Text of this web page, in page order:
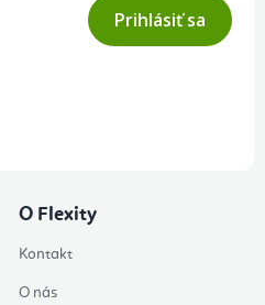
Prihlásiť sa
O Flexity
Kontakt
O nás